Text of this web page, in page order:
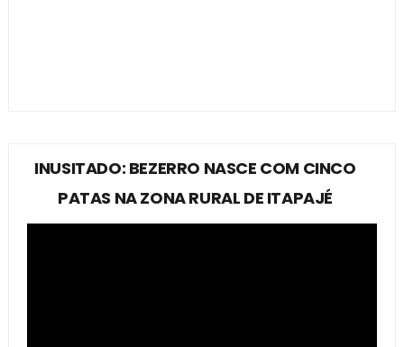
INUSITADO: BEZERRO NASCE COM CINCO
PATAS NA ZONA RURAL DE ITAPAJÉ